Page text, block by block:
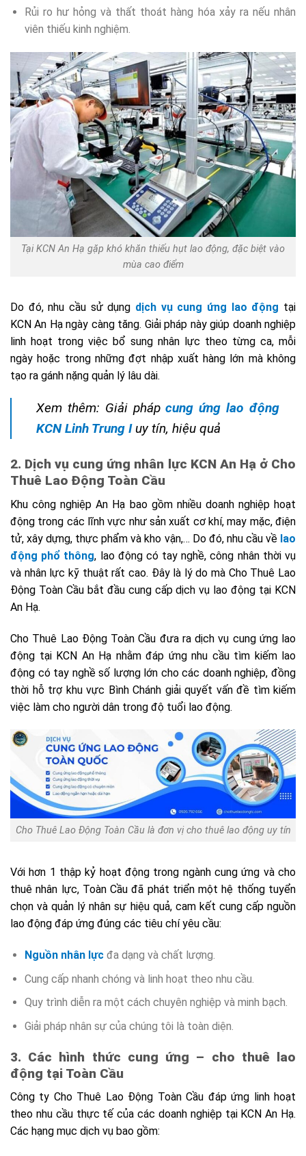
Rủi ro hư hỏng và thất thoát hàng hóa xảy ra nếu nhân
viên thiếu kinh nghiệm.
Tại KCN An Hạ gặp khó khăn thiếu hụt lao động, đặc biệt vào
mùa cao điểm
Do đó, nhu cầu sử dụng dịch vụ cung ứng lao động tại
KCN An Hạ ngày càng tăng. Giải pháp này giúp doanh nghiệp
linh hoạt trong việc bổ sung nhân lực theo từng ca, mỗi
ngày hoặc trong những đợt nhập xuất hàng lớn mà không
tạo ra gánh nặng quản lý lâu dài.
Xem thêm: Giải phápcung ứng lao động
KCN Linh Trung Iuy tín, hiệu quả
2. Dịch vụ cung ứng nhân lực KCN An Hạ ở Cho
Thuê Lao Động Toàn Cầu
Khu công nghiệp An Hạ bao gồm nhiều doanh nghiệp hoạt
động trong các lĩnh vực như sản xuất cơ khí, may mặc, điện
tử, xây dựng, thực phẩm và kho vận,… Do đó, nhu cầu về lao
động phổ thông, lao động có tay nghề, công nhân thời vụ
và nhân lực kỹ thuật rất cao. Đây là lý do mà Cho Thuê Lao
Động Toàn Cầu bắt đầu cung cấp dịch vụ lao động tại KCN
An Hạ.
Cho Thuê Lao Động Toàn Cầu đưa ra dịch vụ cung ứng lao
động tại KCN An Hạ nhằm đáp ứng nhu cầu tìm kiếm lao
động có tay nghề số lượng lớn cho các doanh nghiệp, đồng
thời hỗ trợ khu vực Bình Chánh giải quyết vấn đề tìm kiếm
việc làm cho người dân trong độ tuổi lao động.
Cho Thuê Lao Động Toàn Cầu là đơn vị cho thuê lao động uy tín
Với hơn 1 thập kỷ hoạt động trong ngành cung ứng và cho
thuê nhân lực, Toàn Cầu đã phát triển một hệ thống tuyển
chọn và quản lý nhân sự hiệu quả, cam kết cung cấp nguồn
lao động đáp ứng đúng các tiêu chí yêu cầu:
Nguồn nhân lựcđa dạng và chất lượng.
Cung cấp nhanh chóng và linh hoạt theo nhu cầu.
Quy trình diễn ra một cách chuyên nghiệp và minh bạch.
Giải pháp nhân sự của chúng tôi là toàn diện.
3. Các hình thức cung ứng – cho thuê lao
động tại Toàn Cầu
Công ty Cho Thuê Lao Động Toàn Cầu đáp ứng linh hoạt
theo nhu cầu thực tế của các doanh nghiệp tại KCN An Hạ.
Các hạng mục dịch vụ bao gồm: